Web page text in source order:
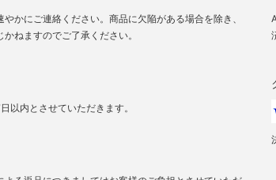
やかにご連絡ください。商品に欠陥がある場合を除き、
かねますのでご了承ください。
以内とさせていただきます。